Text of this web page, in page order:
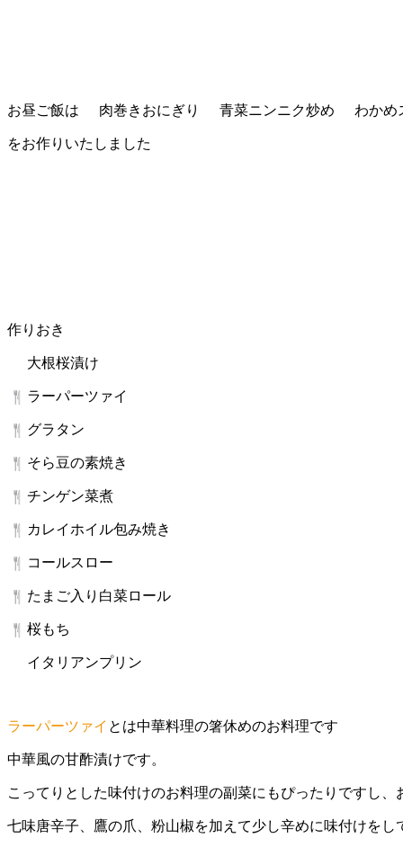
お昼ご飯は 肉巻きおにぎり 青菜ニンニク炒め わかめ
をお作りいたしました
作りおき
大根桜漬け
ラーパーツァイ
グラタン
そら豆の素焼き
チンゲン菜煮
カレイホイル包み焼き
コールスロー
たまご入り白菜ロール
桜もち
イタリアンプリン
ラーパーツァイ とは中華料理の箸休めのお料理です
中華風の甘酢漬けです。
こってりとした味付けのお料理の副菜にもぴったりですし
七味唐辛子、鷹の爪、粉山椒を加えて少し辛めに味付けをし